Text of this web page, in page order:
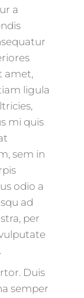
a
amet,
ligula
mi quis
sem in
odio a
ad
per
Duis
semper